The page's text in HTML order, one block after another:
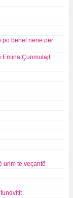
po bëhet nënë për
Emina Çunmulajt
urim të veçantë